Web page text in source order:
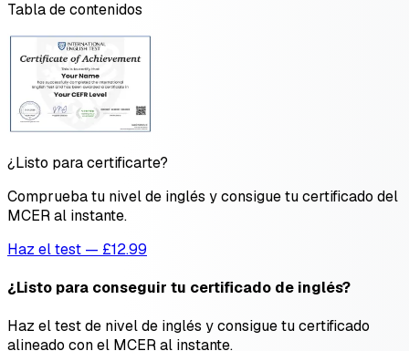
Tabla de contenidos
¿Listo para certificarte?
Comprueba tu nivel de inglés y consigue tu certificado del
MCER al instante.
Haz el test — £12.99
¿Listo para conseguir tu certificado de inglés?
Haz el test de nivel de inglés y consigue tu certificado
alineado con el MCER al instante.